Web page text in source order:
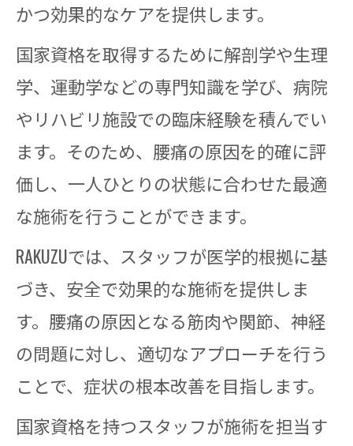
かつ効果的なケアを提供します。
国家資格を取得するために解剖学や生理
学、運動学などの専門知識を学び、病院
やリハビリ施設での臨床経験を積んでい
ます。そのため、腰痛の原因を的確に評
価し、一人ひとりの状態に合わせた最適
な施術を行うことができます。
RAKUZUでは、スタッフが医学的根拠に基
づき、安全で効果的な施術を提供しま
す。腰痛の原因となる筋肉や関節、神経
の問題に対し、適切なアプローチを行う
ことで、症状の根本改善を目指します。
国家資格を持つスタッフが施術を担当す